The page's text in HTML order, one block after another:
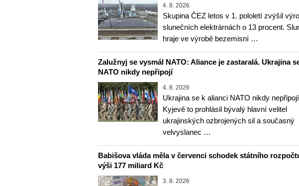
4. 8. 2026
Skupina ČEZ letos v 1. pololetí zvýšil
slunečních elektrárnách o 13 procent.
hraje ve výrobě bezemisní …
Zalužnyj se vysmál NATO: Aliance je zastaralá. Ukrajina
NATO nikdy nepřipojí
4. 8. 2026
Ukrajina se k alianci NATO nikdy
Kyjevě to prohlásil bývalý hlavní velitel
ukrajinských ozbrojených sil a současný
velvyslanec …
Babišova vláda měla v červenci schodek státního
výši 177 miliard Kč
3. 8. 2026